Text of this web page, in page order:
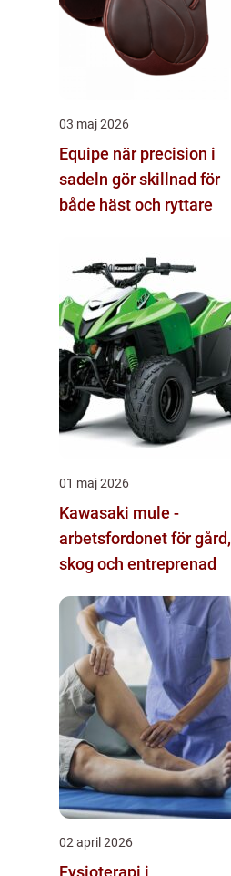
03 maj 2026
Equipe när precision i
sadeln gör skillnad för
både häst och ryttare
01 maj 2026
Kawasaki mule -
arbetsfordonet för gård,
skog och entreprenad
02 april 2026
Fysioterapi i